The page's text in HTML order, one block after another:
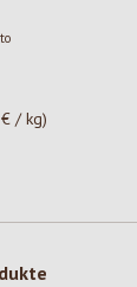
/ kg)